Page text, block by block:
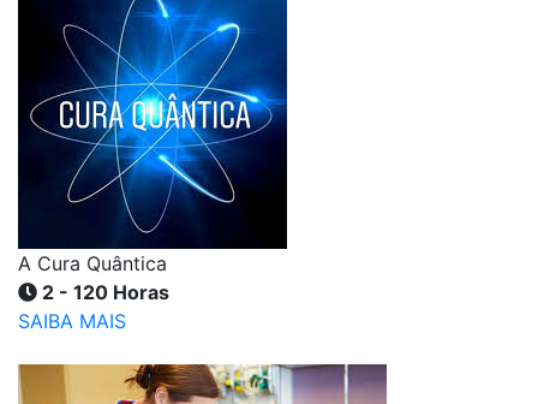
A Cura Quântica
2 - 120 Horas
SAIBA MAIS